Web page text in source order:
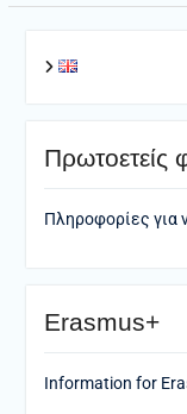
Πρωτοετείς
Πληροφορίες για
Erasmus+
Information for